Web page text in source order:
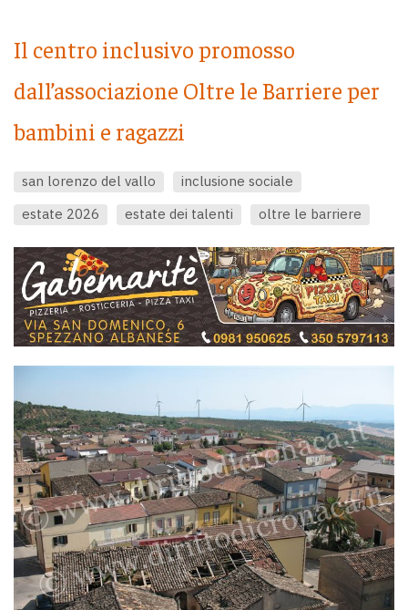
Il centro inclusivo promosso
dall’associazione Oltre le Barriere per
bambini e ragazzi
san lorenzo del vallo
inclusione sociale
estate 2026
estate dei talenti oltre le barriere